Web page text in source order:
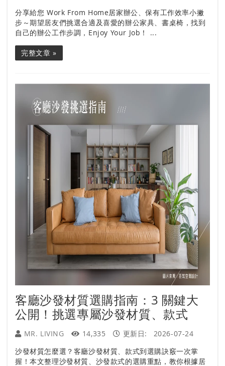
分享給您 Work From Home居家辦公、保有工作效率小撇
步～期望居友們挑選合適及喜愛的辦公家具、書桌椅，找到
自己的辦公工作步調，Enjoy Your Job！ ...
完整文章 »
客廳沙發材質選購指南：3 關鍵大
公開！挑選專屬沙發材質、款式
MR. LIVING 14,335 更新日:
2026-07-24
沙發材質怎麼選？客廳沙發材質、款式到選購訣竅一次掌
握！本文整理沙發材質、沙發款式的選購重點，教你根據居